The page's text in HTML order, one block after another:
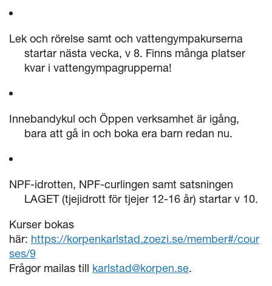
Lek och rörelse samt och vattengympakurserna
startar nästa vecka, v 8. Finns många platser
kvar i vattengympagrupperna!
Innebandykul och Öppen verksamhet är igång,
bara att gå in och boka era barn redan nu.
NPF-idrotten, NPF-curlingen samt satsningen
LAGET (tjejidrott för tjejer 12-16 år) startar v 10.
Kurser bokas
här: https://korpenkarlstad.zoezi.se/member#/cour
ses/9
Frågor mailas till karlstad@korpen.se.